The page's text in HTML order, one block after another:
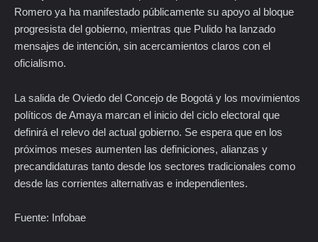
Romero ya ha manifestado públicamente su apoyo al bloque
progresista del gobierno, mientras que Pulido ha lanzado
mensajes de intención, sin acercamientos claros con el
oficialismo.
La salida de Oviedo del Concejo de Bogotá y los movimientos
políticos de Amaya marcan el inicio del ciclo electoral que
definirá el relevo del actual gobierno. Se espera que en los
próximos meses aumenten las definiciones, alianzas y
precandidaturas tanto desde los sectores tradicionales como
desde las corrientes alternativas e independientes.
Fuente: Infobae